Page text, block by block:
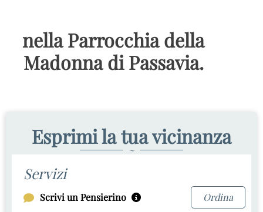
nella Parrocchia della
Madonna di Passavia.
Esprimi la tua vicinanza
~
Servizi
Scrivi un Pensierino
Ordina